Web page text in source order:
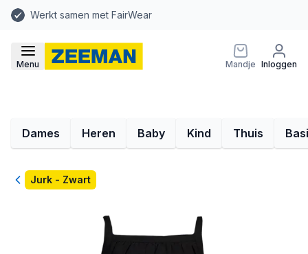
Werkt samen met FairWear
Menu Mandje Inloggen
Dames Heren Baby Kind Thuis
TerugJurk - Zwart